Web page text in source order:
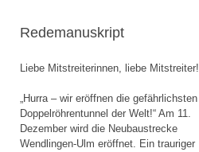
Redemanuskript
Liebe Mitstreiterinnen, liebe Mitstreiter!
„Hurra – wir eröffnen die gefährlichsten
Doppelröhrentunnel der Welt!“ Am 11.
Dezember wird die Neubaustrecke
Wendlingen-Ulm eröffnet. Ein trauriger